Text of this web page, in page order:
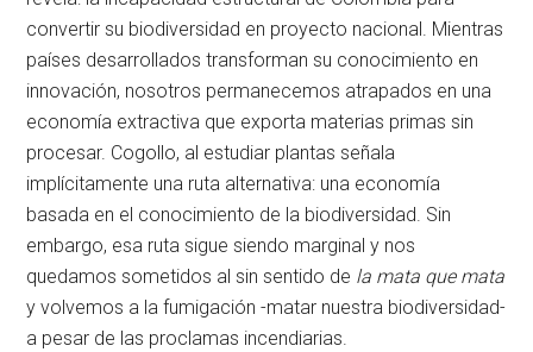
convertir su biodiversidad en proyecto nacional. Mientras
países desarrollados transforman su conocimiento en
innovación, nosotros permanecemos atrapados en una
economía extractiva que exporta materias primas sin
procesar. Cogollo, al estudiar plantas señala
implícitamente una ruta alternativa: una economía
basada en el conocimiento de la biodiversidad. Sin
embargo, esa ruta sigue siendo marginal y nos
quedamos sometidos al sin sentido de la mata que mata
y volvemos a la fumigación -matar nuestra biodiversidad-
a pesar de las proclamas incendiarias.